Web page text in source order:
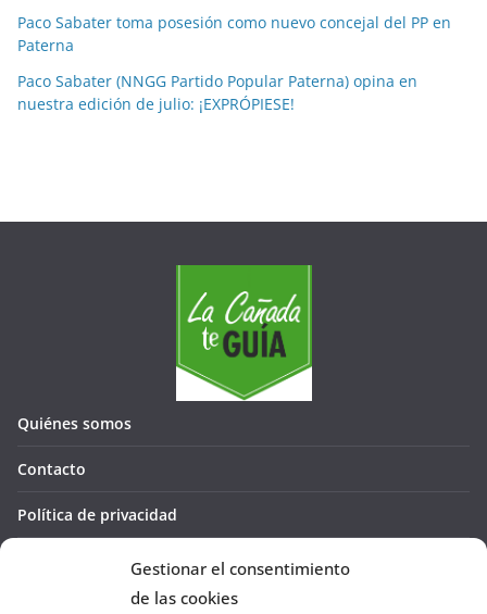
Gestionar el consentimiento
de las cookies
s
Paco Sabater toma posesión como nuevo concejal del PP en
Paterna
Paco Sabater (NNGG Partido Popular Paterna) opina en
nuestra edición de julio: ¡EXPRÓPIESE!
Quiénes somos
Contacto
Política de privacidad
Política de cookies (UE)